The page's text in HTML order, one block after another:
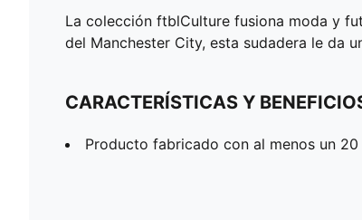
La colección ftblCulture fusiona moda y
del Manchester City, esta sudadera le da
CARACTERÍSTICAS Y
Producto fabricado con al menos un